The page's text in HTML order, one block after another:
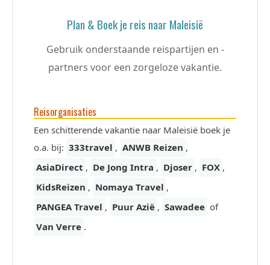
Plan & Boek je reis naar Maleisië
Gebruik onderstaande reispartijen en -
partners voor een zorgeloze vakantie.
Reisorganisaties
Een schitterende vakantie naar Maleisië boek je
o.a. bij: 333travel , ANWB Reizen ,
AsiaDirect , De Jong Intra , Djoser , FOX ,
KidsReizen , Nomaya Travel ,
PANGEA Travel , Puur Azië , Sawadee of
Van Verre .